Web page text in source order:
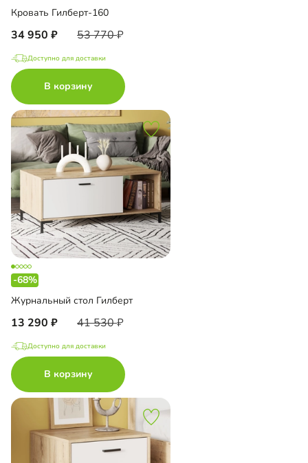
Кровать Гилберт-160
34 950 53 770
Доступно для доставки
В корзину
-68%
Журнальный стол Гилберт
13 290 41 530
Доступно для доставки
В корзину